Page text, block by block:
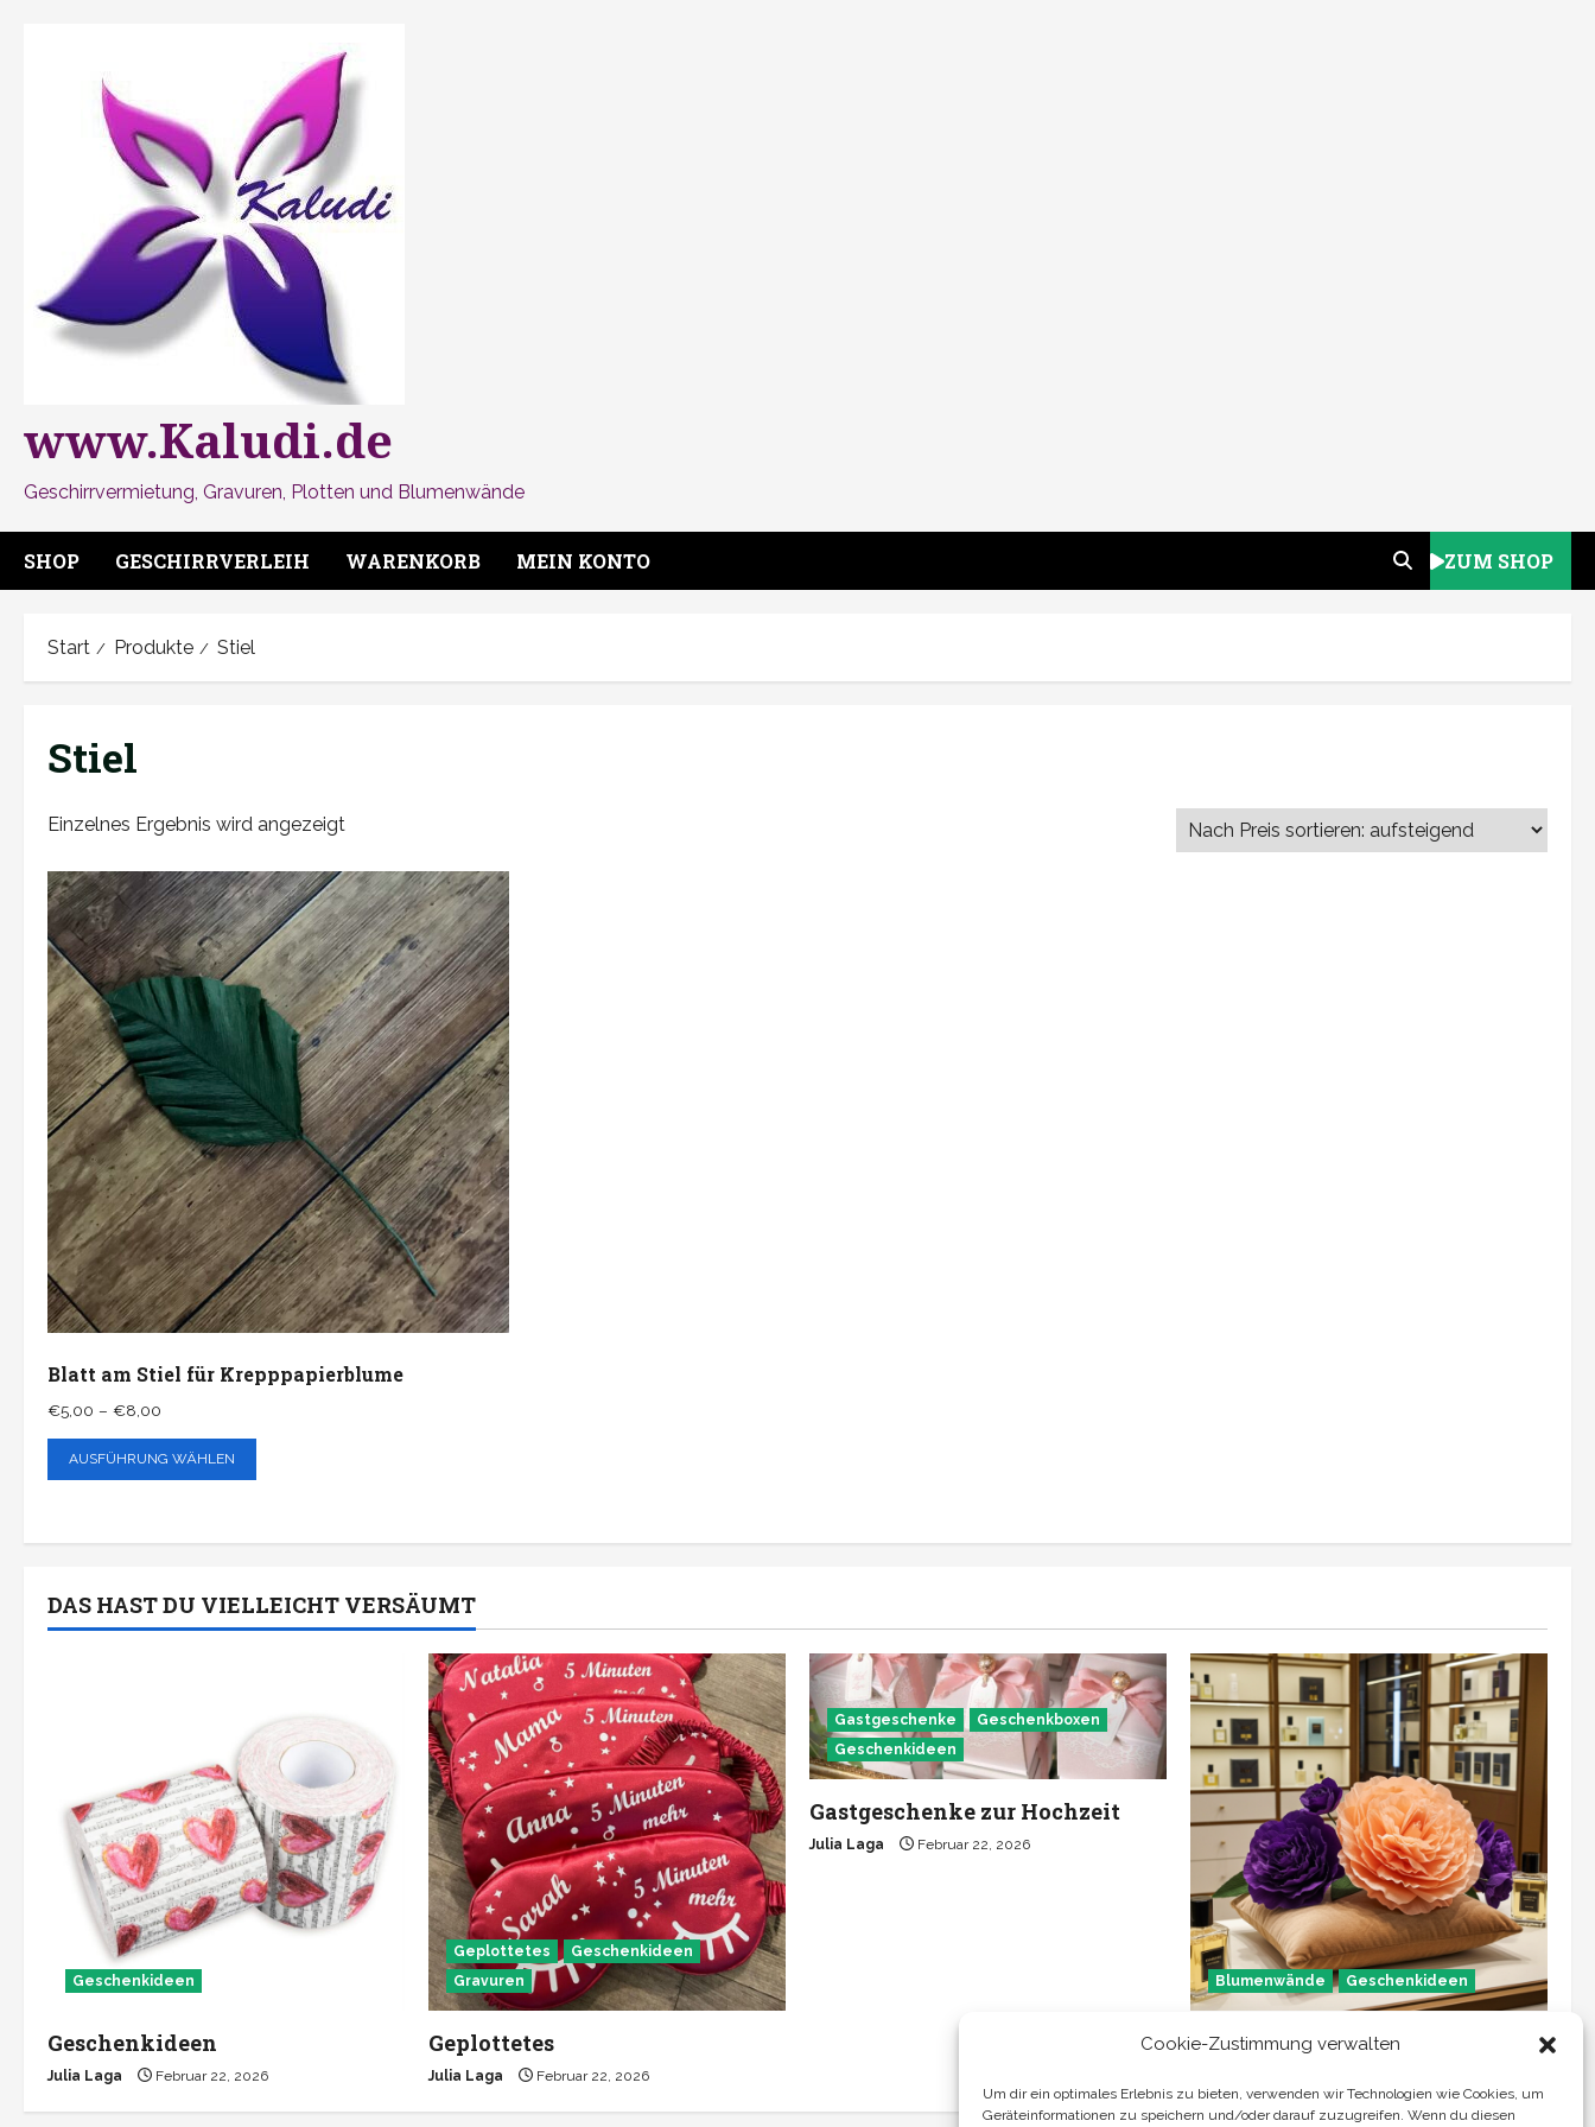
Cookie-Zustimmung verwalten
Um dir ein optimales Erlebnis zu bieten, verwenden wir Technologien wie Cookies, um
Geräteinformationen zu speichern und/oder darauf zuzugreifen. Wenn du diesen
www.Kaludi.de
Geschirrvermietung, Gravuren, Plotten und Blumenwände
SHOP GESCHIRRVERLEIH WARENKORB MEIN KONTO ZUM SHOP
Start Produkte Stiel
Stiel
Einzelnes Ergebnis wird angezeigt
Blatt am Stiel für Krepppapierblume
€5,00 – €8,00
€5,00
bis
AUSFÜHRUNG WÄHLEN
mehrere
auf.
auf
der
Produktseite
gewählt
werden
DAS HAST DU VIELLEICHT VERSÄUMT
Geschenkideen
Geschenkideen
Julia Laga Februar 22, 2026
Geplottetes
Geschenkideen
Gravuren
Geplottetes
Julia Laga Februar 22, 2026
Gastgeschenke
Geschenkboxen
Geschenkideen
Gastgeschenke zur Hochzeit
Julia Laga Februar 22, 2026
Blumenwände Geschenkideen
Krepppapierblumen